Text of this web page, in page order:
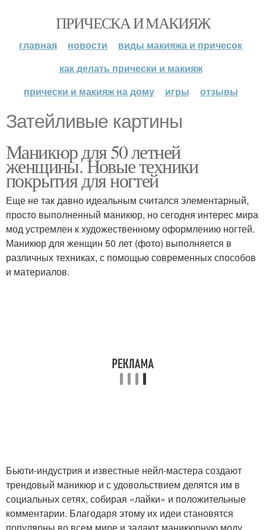
ПРИЧЕСКА И МАКИЯЖ
главная новости
виды макияжа и причесок
как делать прически и макияж
прически и макияж на дому
игры отзывы
Затейливые картины
Маникюр для 50 летней
женщины. Новые техники
покрытия для ногтей
Еще не так давно идеальным считался элементарный,
просто выполненный маникюр, но сегодня интерес мира
мод устремлен к художественному оформлению ногтей.
Маникюр для женщин 50 лет (фото) выполняется в
различных техниках, с помощью современных способов
и материалов.
Бьюти-индустрия и известные нейл-мастера создают
трендовый маникюр и с удовольствием делятся им в
социальных сетях, собирая «лайки» и положительные
комментарии. Благодаря этому их идеи становятся